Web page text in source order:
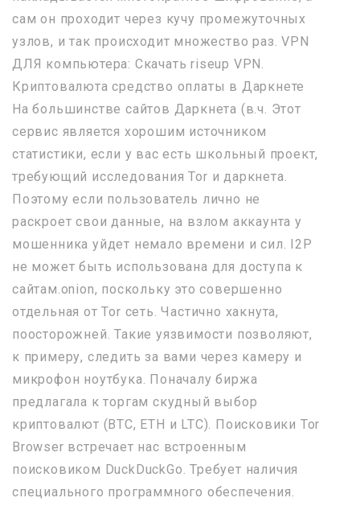
сам он проходит через кучу промежуточных
узлов, и так происходит множество раз. VPN
ДЛЯ компьютера: Скачать riseup VPN.
Криптовалюта средство оплаты в Даркнете
На большинстве сайтов Даркнета (в.ч. Этот
сервис является хорошим источником
статистики, если у вас есть школьный проект,
требующий исследования Tor и даркнета.
Поэтому если пользователь лично не
раскроет свои данные, на взлом аккаунта у
мошенника уйдет немало времени и сил. I2P
не может быть использована для доступа к
сайтам.onion, поскольку это совершенно
отдельная от Tor сеть. Частично хакнута,
поосторожней. Такие уязвимости позволяют,
к примеру, следить за вами через камеру и
микрофон ноутбука. Поначалу биржа
предлагала к торгам скудный выбор
криптовалют (BTC, ETH и LTC). Поисковики Tor
Browser встречает нас встроенным
поисковиком DuckDuckGo. Требует наличия
специального программного обеспечения.